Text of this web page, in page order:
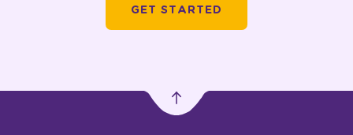
GET STARTED